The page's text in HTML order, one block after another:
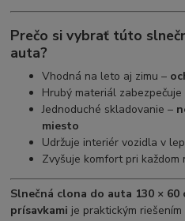
Prečo si vybrať túto
auta?
Vhodná na leto aj zimu –
Hrubý materiál
Jednoduché skladovanie –
miesto
Udržuje interiér vozidla v
Zvyšuje komfort pri
Slnečná clona do auta 130 ×
prísavkami je praktickým